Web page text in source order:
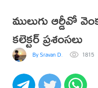
ములుగు ఆర్డీవో
కలెక్టర్ ప్రశంసలు
By Sravan D. 1815